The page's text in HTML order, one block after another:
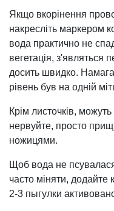
Якщо вкорінення
накресліть маркером
вода практично не
вегетація, з'являться
досить швидко.
рівень був на одній
Крім листочків,
нервуйте, просто
ножицями.
Щоб вода не
часто міняти, додайте
2-3 пыгулки